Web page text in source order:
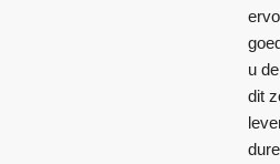
u
dit